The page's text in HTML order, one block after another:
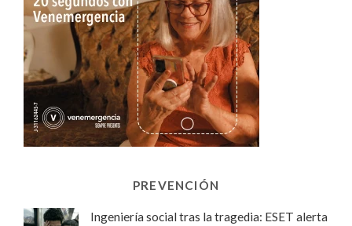
PREVENCIÓN
Ingeniería social tras la tragedia: ESET alerta